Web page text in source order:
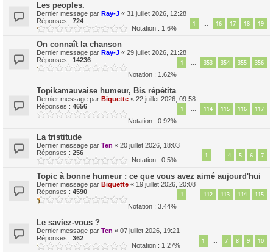
Les peoples.
Dernier message par Ray-J « 31 juillet 2026, 12:28
Réponses : 724 1 … 16 17 18 19
Notation : 1.6%
On connaît la chanson
Dernier message par Ray-J « 29 juillet 2026, 21:28
Réponses : 14236 1 … 353 354 355 356
Notation : 1.62%
Topikamauvaise humeur, Bis répétita
Dernier message par Biquette « 22 juillet 2026, 09:58
Réponses : 4656 1 … 114 115 116 117
Notation : 0.92%
La tristitude
Dernier message par Ten « 20 juillet 2026, 18:03
Réponses : 256 1 … 4 5 6 7
Notation : 0.5%
Topic à bonne humeur : ce que vous avez aimé aujourd'hui
Dernier message par Biquette « 19 juillet 2026, 20:08
Réponses : 4590 1 … 112 113 114 115
Notation : 3.44%
Le saviez-vous ?
Dernier message par Ten « 07 juillet 2026, 19:21
Réponses : 362 1 … 7 8 9 10
Notation : 1.27%